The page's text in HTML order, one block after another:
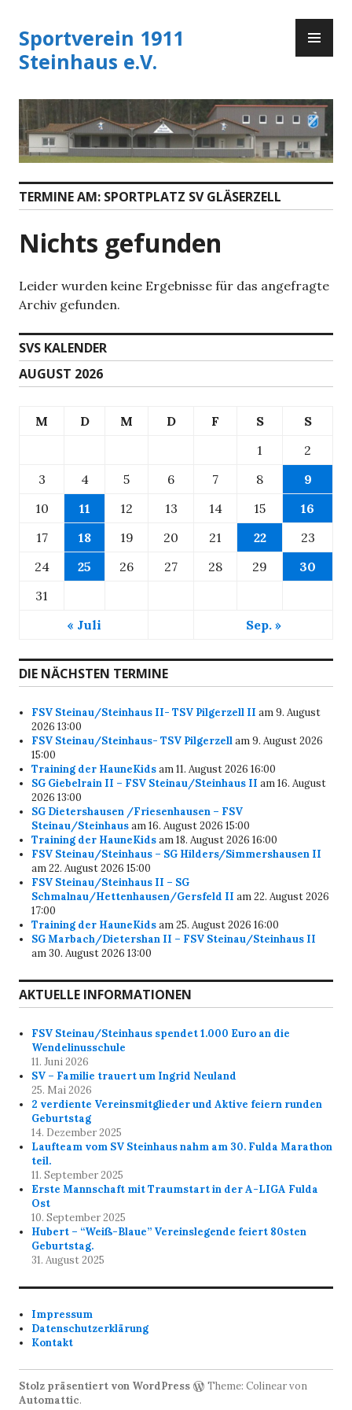
Inhalt
springen
Sportverein 1911
Steinhaus e.V.
TERMINE AM: SPORTPLATZ SV GLÄSERZELL
Nichts gefunden
Leider wurden keine Ergebnisse für das angefragte
Archiv gefunden.
SVS KALENDER
AUGUST 2026
M D M D F S
S
1
2
3
4 5 6 7 8
9
10
11 12 13 14 15
16
17
18 19 20 21 22
23
24
25 26 27 28 29
30
31
« Juli
Sep. »
DIE NÄCHSTEN TERMINE
FSV Steinau/Steinhaus II- TSV Pilgerzell II am 9. August
2026 13:00
FSV Steinau/Steinhaus- TSV Pilgerzellam 9. August 2026
15:00
Training der HauneKidsam 11. August 2026 16:00
SG Giebelrain II – FSV Steinau/Steinhaus II am 16. August
2026 13:00
SG Dietershausen /Friesenhausen – FSV
Steinau/Steinhausam 16. August 2026 15:00
Training der HauneKidsam 18. August 2026 16:00
FSV Steinau/Steinhaus – SG Hilders/Simmershausen II
am 22. August 2026 15:00
FSV Steinau/Steinhaus II – SG
Schmalnau/Hettenhausen/Gersfeld II am 22. August 2026
17:00
Training der HauneKidsam 25. August 2026 16:00
SG Marbach/Dietershan II – FSV Steinau/Steinhaus II
am 30. August 2026 13:00
AKTUELLE INFORMATIONEN
FSV Steinau/Steinhaus spendet 1.000 Euro an die
Wendelinusschule
11. Juni 2026
SV – Familie trauert um Ingrid Neuland
25. Mai 2026
2 verdiente Vereinsmitglieder und Aktive feiern runden
Geburtstag
14. Dezember 2025
Laufteam vom SV Steinhaus nahm am 30. Fulda Marathon
teil.
11. September 2025
Erste Mannschaft mit Traumstart in der A-LIGA Fulda
Ost
10. September 2025
Hubert – “Weiß-Blaue” Vereinslegende feiert 80sten
Geburtstag.
31. August 2025
Impressum
Datenschutzerklärung
Kontakt
Stolz präsentiert von WordPress
Theme: Colinear von
Automattic.